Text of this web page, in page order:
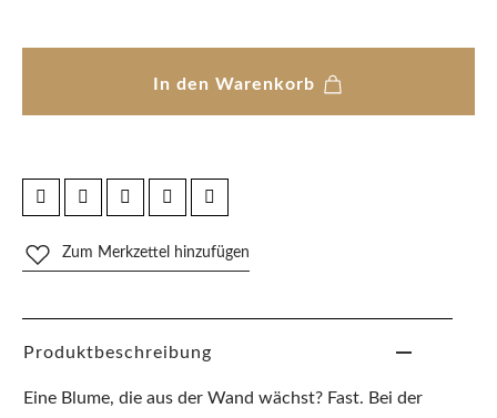
In den Warenkorb
Zum Merkzettel hinzufügen
Produktbeschreibung
Eine Blume, die aus der Wand wächst? Fast. Bei der